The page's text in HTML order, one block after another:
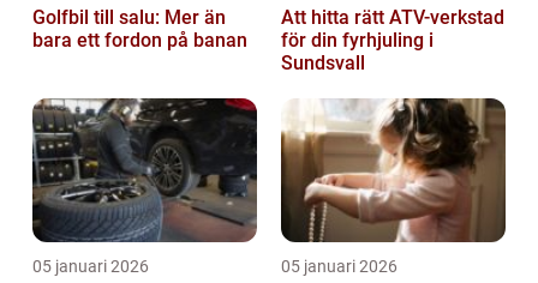
Golfbil till salu: Mer än
bara ett fordon på banan
Att hitta rätt ATV-verkstad
för din fyrhjuling i
Sundsvall
05 januari 2026 05 januari 2026